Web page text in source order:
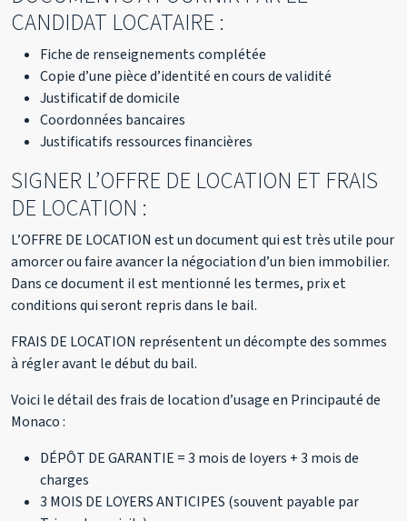
CANDIDAT LOCATAIRE :
Fiche de renseignements complétée
Copie d’une pièce d’identité en cours de validité
Justificatif de domicile
Coordonnées bancaires
Justificatifs ressources financières
SIGNER L’OFFRE DE LOCATION ET FRAIS
DE LOCATION :
L’OFFRE DE LOCATION est un document qui est très utile pour
amorcer ou faire avancer la négociation d’un bien immobilier.
Dans ce document il est mentionné les termes, prix et
conditions qui seront repris dans le bail.
FRAIS DE LOCATION représentent un décompte des sommes
à régler avant le début du bail.
Voici le détail des frais de location d’usage en Principauté de
Monaco :
DÉPÔT DE GARANTIE = 3 mois de loyers + 3 mois de
charges
3 MOIS DE LOYERS ANTICIPES (souvent payable par